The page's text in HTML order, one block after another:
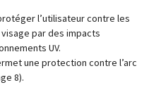
l’utilisateur contre les
par des impacts
UV.
une protection contre l’arc
8).